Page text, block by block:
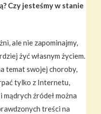
Czy jesteśmy w stanie
ale nie zapominajmy,
żyć własnym życiem.
temat swojej choroby,
tylko z Internetu,
źródeł można
treści na